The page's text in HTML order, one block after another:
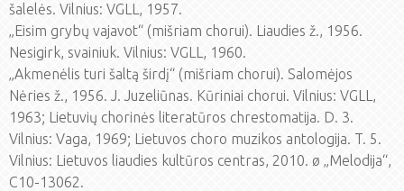
šalelės. Vilnius: VGLL, 1957.
„Eisim grybų vajavot“ (mišriam chorui). Liaudies ž., 1956.
Nesigirk, svainiuk. Vilnius: VGLL, 1960.
„Akmenėlis turi šaltą širdį“ (mišriam chorui). Salomėjos
Nėries ž., 1956. J. Juzeliūnas. Kūriniai chorui. Vilnius: VGLL,
1963; Lietuvių chorinės literatūros chrestomatija. D. 3.
Vilnius: Vaga, 1969; Lietuvos choro muzikos antologija. T. 5.
Vilnius: Lietuvos liaudies kultūros centras, 2010. ø „Melodija“,
C10-13062.